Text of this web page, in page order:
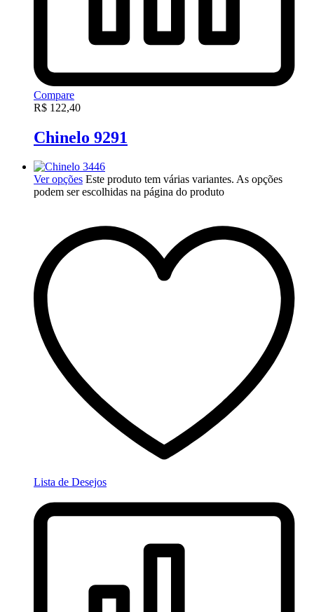
Compare
R$ 122,40
Chinelo 9291
Ver opções Este produto tem várias variantes. As opções
podem ser escolhidas na página do produto
Lista de Desejos